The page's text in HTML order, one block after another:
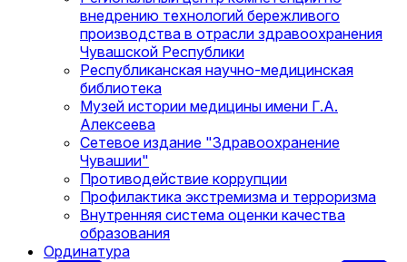
внедрению технологий бережливого
производства в отрасли здравоохранения
Чувашской Республики
Республиканская научно-медицинская
библиотека
Музей истории медицины имени Г.А.
Алексеева
Сетевое издание "Здравоохранение
Чувашии"
Противодействие коррупции
Профилактика экстремизма и терроризма
Внутренняя система оценки качества
образования
Ординатура